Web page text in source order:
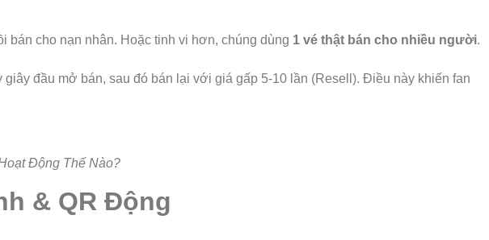
bán cho nạn nhân. Hoặc tinh vi hơn, chúng dùng 1 vé thật bán cho nhiều người.
giây đầu mở bán, sau đó bán lại với giá gấp 5-10 lần (Resell). Điều này khiến fan
Động Thế Nào?
& QR Động